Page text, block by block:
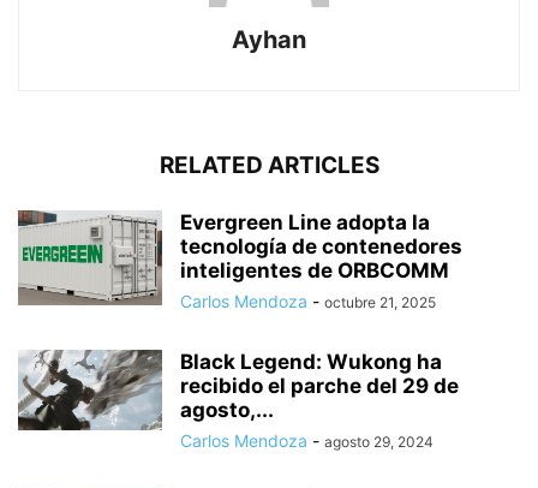
Ayhan
RELATED ARTICLES
Evergreen Line adopta la
tecnología de contenedores
inteligentes de ORBCOMM
Carlos Mendoza - octubre 21, 2025
Black Legend: Wukong ha
recibido el parche del 29 de
agosto,...
Carlos Mendoza - agosto 29, 2024